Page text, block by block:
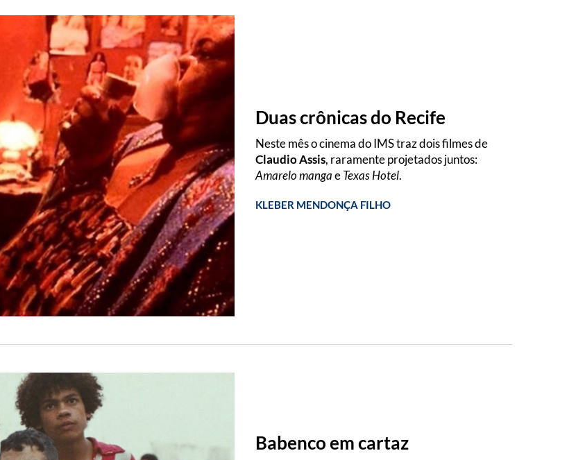
Duas crônicas do Recife
Neste mês o cinema do IMS traz dois filmes de
Claudio Assis, raramente projetados juntos:
Amarelo mangaeTexas Hotel.
KLEBER MENDONÇA FILHO
Babenco em cartaz